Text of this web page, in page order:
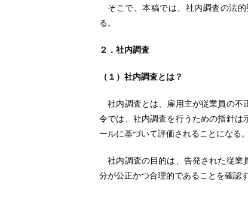
そこで、本稿では、社内調査の法
る。
２．社内調査
（１）社内調査とは？
社内調査とは、雇用主が従業員の不
令では、社内調査を行うための指針
ールに基づいて評価されることになる。
社内調査の目的は、告発された従業
分が公正かつ合理的であることを確認